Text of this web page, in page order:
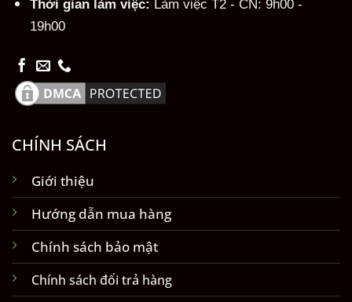
Thời gian làm việc: Làm việc T2 - CN: 9h00 -
19h00
CHÍNH SÁCH
Giới thiệu
Hướng dẫn mua hàng
Chính sách bảo mật
Chính sách đổi trả hàng